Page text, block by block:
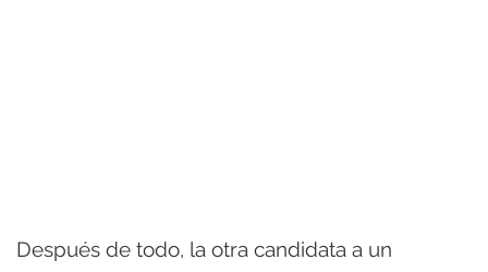
Después de todo, la otra candidata a un